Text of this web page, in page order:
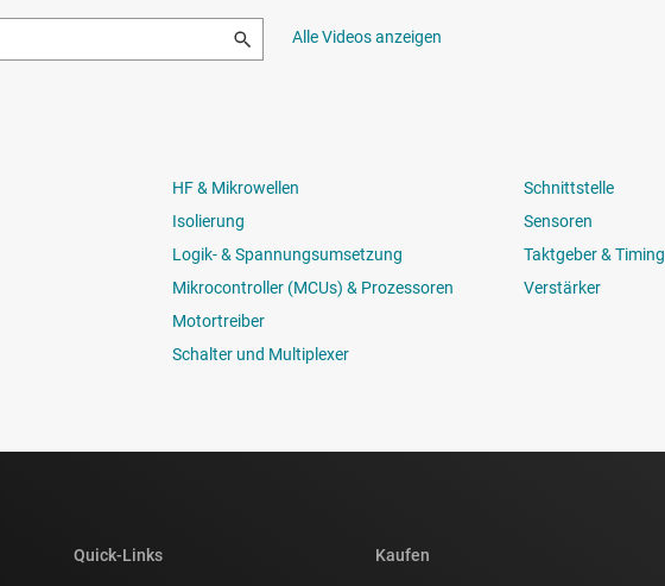
Alle Videos anzeigen
HF & Mikrowellen
Isolierung
Logik- & Spannungsumsetzung
Mikrocontroller (MCUs) & Prozessoren
Motortreiber
Schalter und Multiplexer
Schnittstelle
Sensoren
Taktgeber & Timing
Verstärker
Quick-Links Kaufen